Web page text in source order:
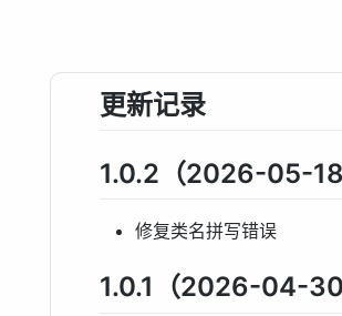
更新记录
1.0.2（2026-05-18
修复类名拼写错误
1.0.1（2026-04-30